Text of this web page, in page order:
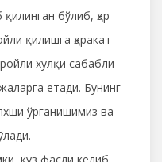
бўлиб, ҳар
қилишга ҳаракат
хулқи сабабли
етади. Бунинг
ўрганишимиз ва